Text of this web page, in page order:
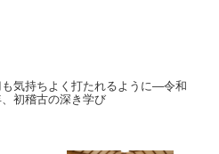
気持ちよく打たれるように―令和
、初稽古の深き学び